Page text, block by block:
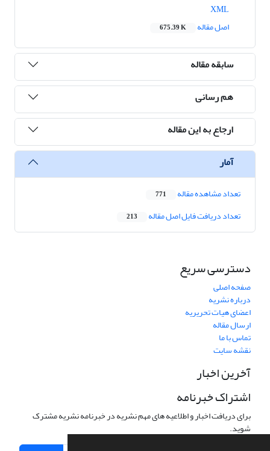
اصل مقاله
675.39 K
سابقه مقاله
هم رسانی
ارجاع به این مقاله
آمار
تعداد مشاهده مقاله 771
تعداد دریافت فایل اصل مقاله 213
دسترسی سریع
صفحه اصلی
درباره نشریه
اعضای هیات تحریریه
ارسال مقاله
تماس با ما
نقشه سایت
آخرین اخبار
اشتراک خبرنامه
برای دریافت اخبار و اطلاعیه های مهم نشریه در خبرنامه نشریه مشترک
شوید.